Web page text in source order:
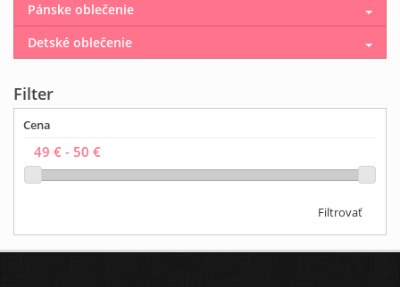
Pánske oblečenie
Detské oblečenie
Filter
Cena
Filtrovať